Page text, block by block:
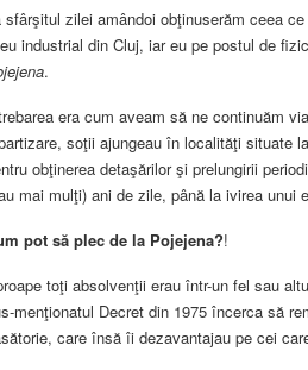
sfârşitul zilei amândoi obţinuserăm ceea
industrial din Cluj, iar eu pe postul de
.
era cum aveam să ne continuăm
soţii ajungeau în localităţi situate
obţinerea detaşărilor şi prelungirii
mai mulţi) ani de zile, până la ivirea unui
pot să plec de la Pojejena?!
toţi absolvenţii erau într-un fel sau
menţionatul Decret din 1975 încerca să
care însă îi dezavantajau pe cei